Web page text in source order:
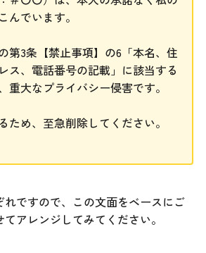
んでいます。
第3条【禁止事項】の6「本名、住
ス、電話番号の記載」に該当する
重大なプライバシー侵害です。
ため、至急削除してください。
れですので、この文面をベースにご
アレンジしてみてください。